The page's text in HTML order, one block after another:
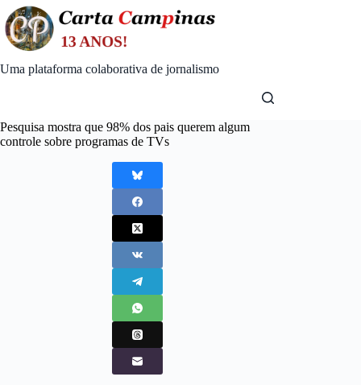
Skip
to
content
Uma plataforma colaborativa de jornalismo
Pesquisa mostra que 98% dos pais querem algum
controle sobre programas de TVs